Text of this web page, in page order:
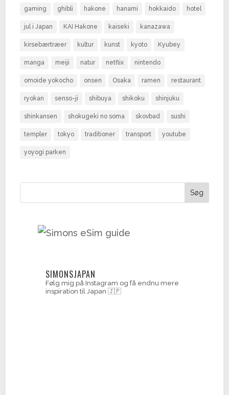
gaming ghibli hakone hanami hokkaido hotel
jul i Japan KAI Hakone kaiseki kanazawa
kirsebærtræer kultur kunst kyoto Kyubey
manga meiji natur netflix nintendo
omoide yokocho onsen Osaka ramen restaurant
ryokan senso-ji shibuya shikoku shinjuku
shinkansen shokugeki no soma skovbad sushi
templer tokyo traditioner transport youtube
yoyogi parken
Søg
SIMONSJAPAN
Følg mig på Instagram og få endnu mere
inspiration til Japan 🇯🇵